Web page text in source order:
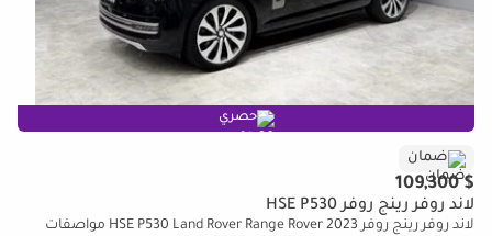
حصري
ضمان
$ 109,300
لاند روفر رينج روفر HSE P530
لاند روفر رينج روفر HSE P530 Land Rover Range Rover 2023 مواصفات